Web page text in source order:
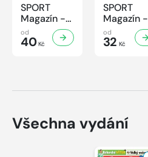
SPORT
Magazín -
32/2026
od
40Kč
SPORT
Magazín -
31/2026
od
32 Kč
Všechna vydání